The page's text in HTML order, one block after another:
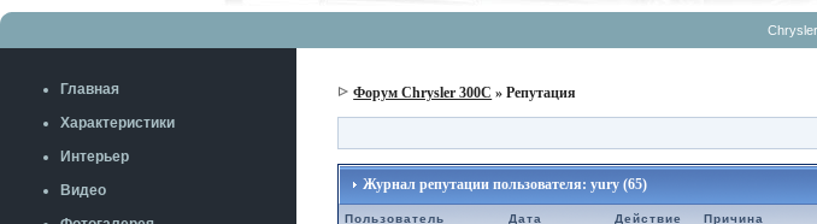
Главная
Характеристики
Интерьер
Видео
Форум Chrysler 300C » Репутация
Журнал репутации пользователя: yury (65)
Пользователь Дата Действие Причина